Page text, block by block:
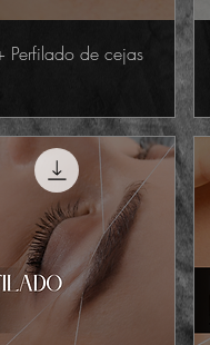
Perfilado de cejas